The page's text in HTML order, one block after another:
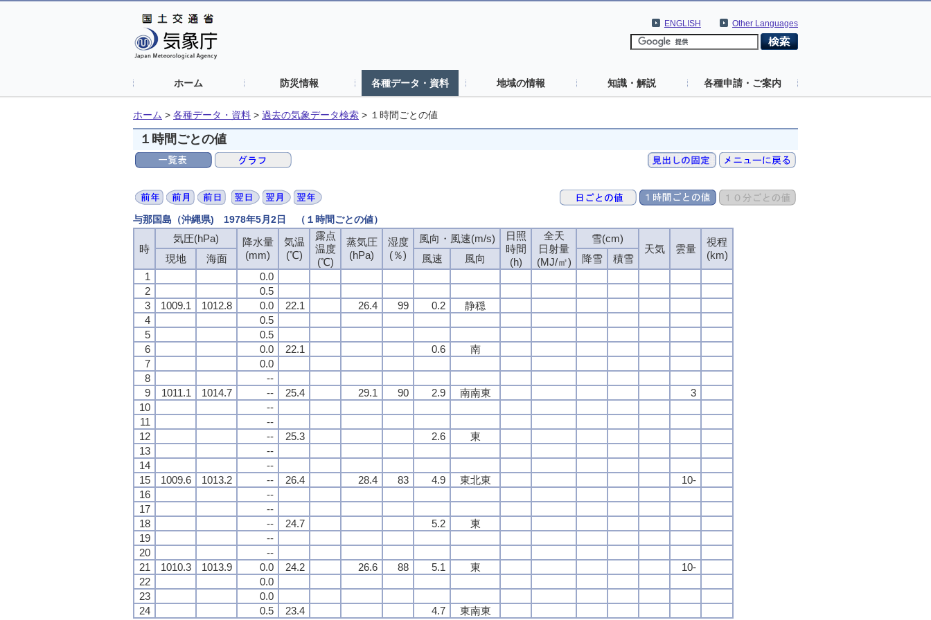
Other Languages
ENGLISH
ホーム 防災情報 各種データ・資料 地域の情報 知識・解説 各種申請・ご案内
ホーム > 各種データ・資料 > 過去の気象データ検索 > １時間ごとの値
１時間ごとの値
与那国島（沖縄県) 1978年5月2日 （１時間ごとの値）
時
気圧(hPa)
降水量
(mm)
気温
(℃)
露点
温度
(℃)
蒸気圧
(hPa)
湿度
(％)
風向・風速(m/s)
日照
時間
(h)
全天
日射量
(MJ/㎡)
雪(cm)
天気
雲量
視程
(km)
現地 海面 風速 風向 降雪
積雪
1
0.0
2
0.5
3
1009.1 1012.8 0.0 22.1 26.4 99 0.2
静穏
4
0.5
5
0.5
6
0.0 22.1 0.6
南
7
0.0
8
--
9
1011.1 1014.7 -- 25.4 29.1 90 2.9 南南東
3
10
--
11
--
12
-- 25.3 2.6
東
13
--
14
--
15
1009.6 1013.2 -- 26.4 28.4 83 4.9 東北東
10-
16
--
17
--
18
-- 24.7 5.2
東
19
--
20
--
21
1010.3 1013.9 0.0 24.2 26.6 88 5.1 東
10-
22
0.0
23
0.0
24
0.5 23.4 4.7 東南東